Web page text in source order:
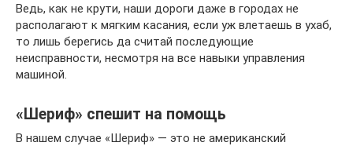
Ведь, как не крути, наши дороги даже в городах не
располагают к мягким касания, если уж влетаешь в ухаб,
то лишь берегись да считай последующие
неисправности, несмотря на все навыки управления
машиной.
«Шериф» спешит на помощь
В нашем случае «Шериф» — это не американский